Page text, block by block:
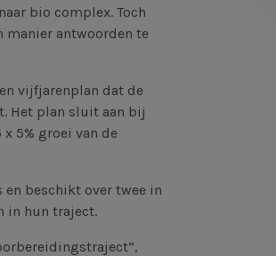
bio complex. Toch
manier antwoorden te
vijfjarenplan dat de
Het plan sluit aan bij
5% groei van de
beschikt over twee in
in hun traject.